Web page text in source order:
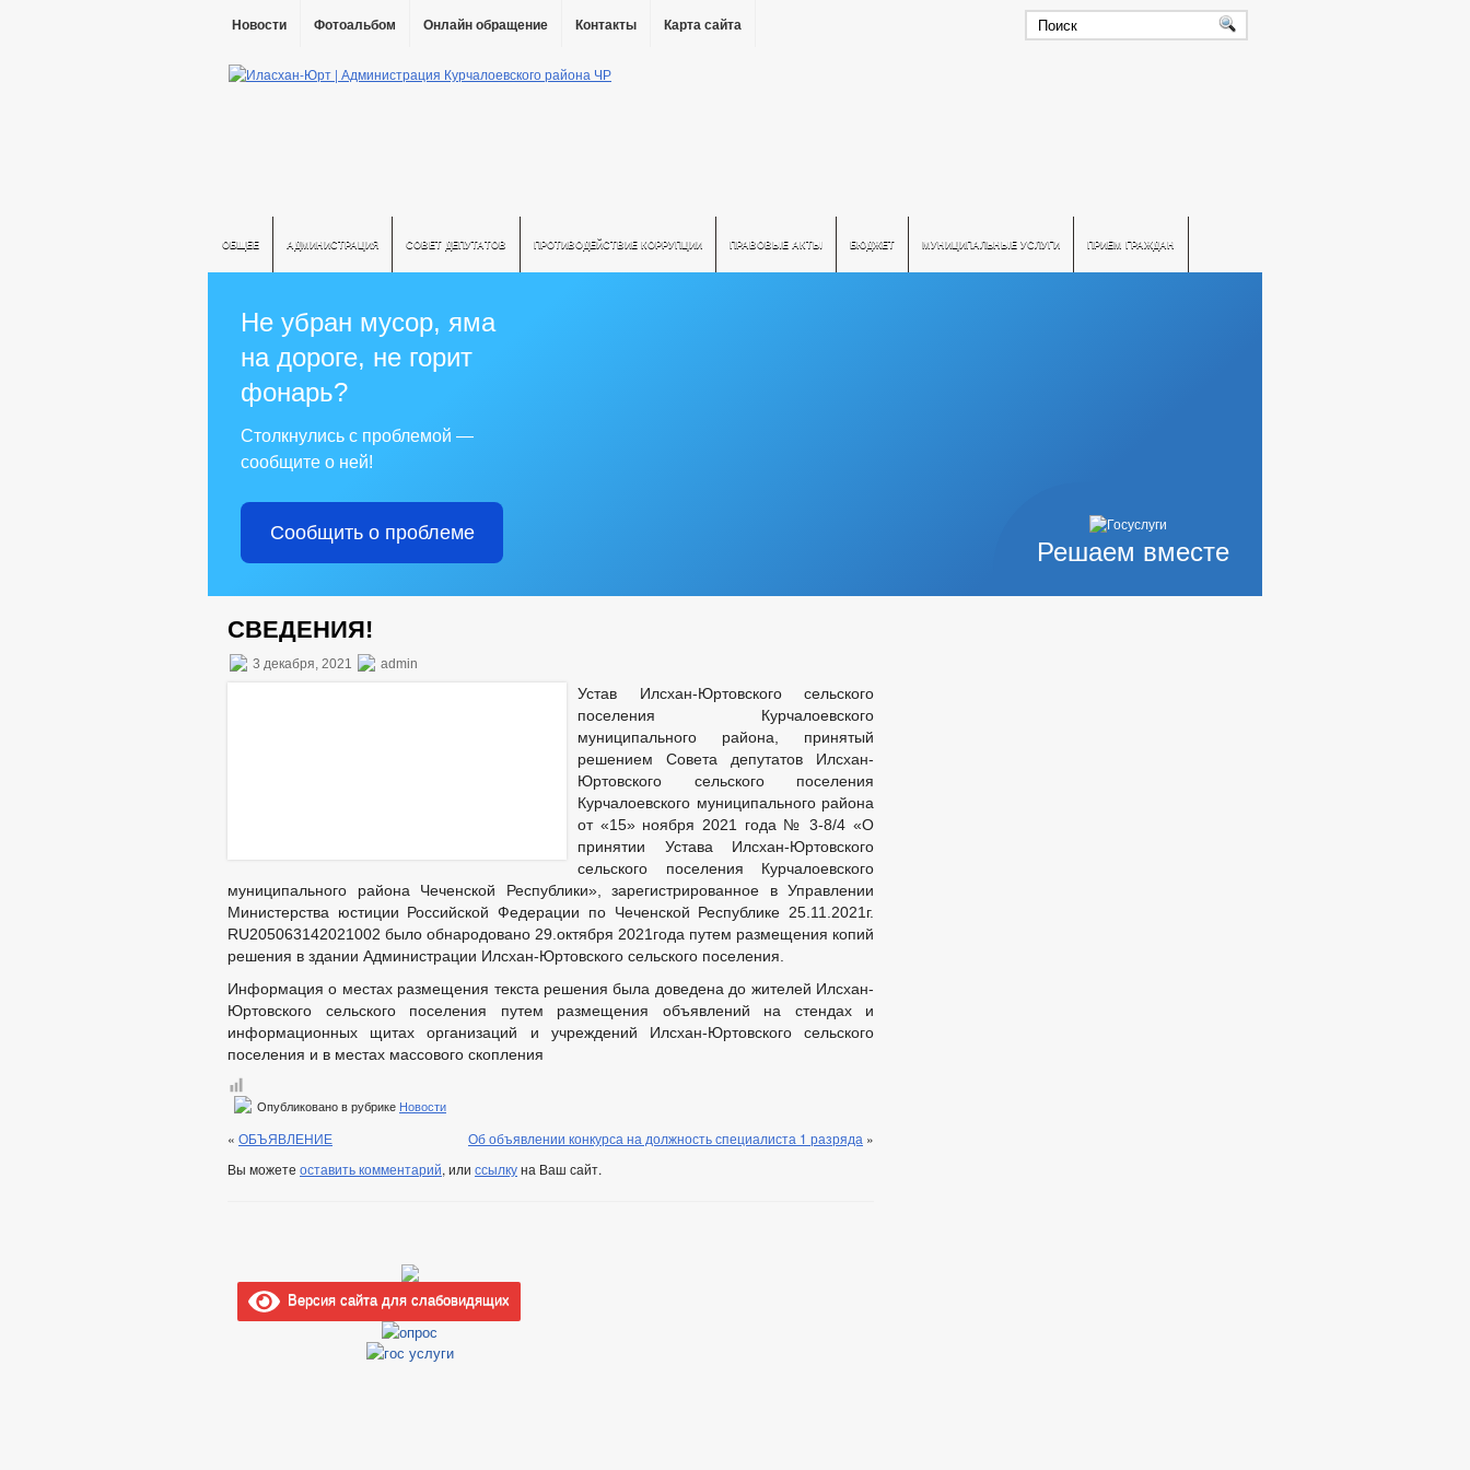
Новости Фотоальбом Онлайн обращение Контакты Карта сайта
ОБЩЕЕ АДМИНИСТРАЦИЯ СОВЕТ ДЕПУТАТОВ ПРОТИВОДЕЙСТВИЕ КОРРУПЦИИ ПРАВОВЫЕ АКТЫ БЮДЖЕТ МУНИЦИПАЛЬНЫЕ УСЛУГИ ПРИЕМ ГРАЖДАН
Решаем вместе
Не убран мусор, яма
на дороге, не горит
фонарь?
Столкнулись с проблемой —
сообщите о ней!
Сообщить о проблеме
СВЕДЕНИЯ!
3 декабря, 2021 admin
Устав Илсхан-Юртовского сельского
поселения Курчалоевского
муниципального района, принятый
решением Совета депутатов Илсхан-
Юртовского сельского поселения
Курчалоевского муниципального района
от «15» ноября 2021 года № 3-8/4 «О
принятии Устава Илсхан-Юртовского
сельского поселения Курчалоевского
муниципального района Чеченской Республики», зарегистрированное в Управлении
Министерства юстиции Российской Федерации по Чеченской Республике 25.11.2021г.
RU205063142021002 было обнародовано 29.октября 2021года путем размещения копий
решения в здании Администрации Илсхан-Юртовского сельского поселения.
Информация о местах размещения текста решения была доведена до жителей Илсхан-
Юртовского сельского поселения путем размещения объявлений на стендах и
информационных щитах организаций и учреждений Илсхан-Юртовского сельского
поселения и в местах массового скопления
Опубликовано в рубрике Новости
« ОБЪЯВЛЕНИЕ Об объявлении конкурса на должность специалиста 1 разряда »
Вы можете оставить комментарий, или ссылкуна Ваш сайт.
Версия сайта для слабовидящих